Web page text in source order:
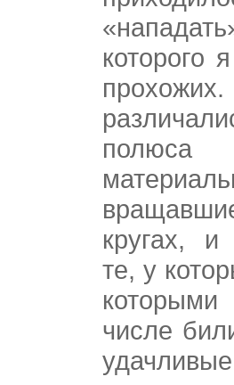
которого
полюса
кругах, и
те, у
числе